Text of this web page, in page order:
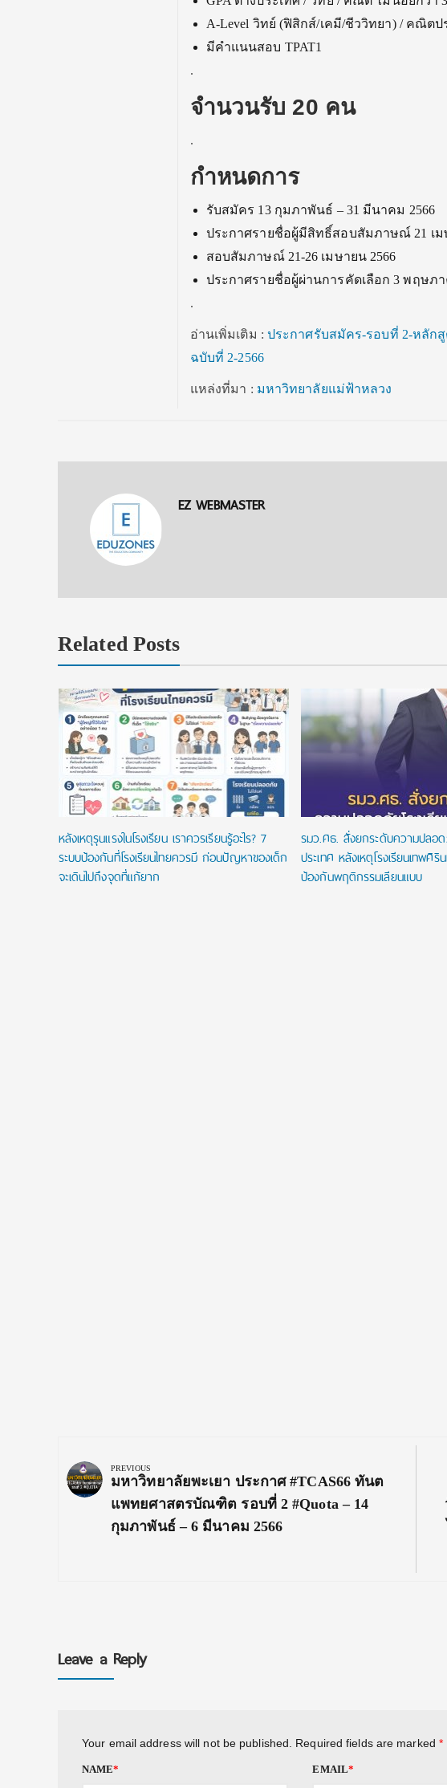
A-Level วิทย์ (ฟิสิกส์/เคมี/ชีววิทยา) / คณิต
มีคำแนนสอบ TPAT1
.
จำนวนรับ 20 คน
.
กำหนดการ
รับสมัคร 13 กุมภาพันธ์ – 31 มีนาคม 2566
ประกาศรายชื่อผู้มีสิทธิ์สอบสัมภาษณ์ 21 เม
สอบสัมภาษณ์ 21-26 เมษายน 2566
ประกาศรายชื่อผู้ผ่านการคัดเลือก 3 พฤษภา
.
อ่านเพิ่มเติม : ประกาศรับสมัคร-รอบที่ 2-หลัก
ฉบับที่ 2-2566
แหล่งที่มา : มหาวิทยาลัยแม่ฟ้าหลวง
EZ WEBMASTER
Related Posts
หลังเหตุรุนแรงในโรงเรียน เราควรเรียนรู้อะไร? 7
ระบบป้องกันที่โรงเรียนไทยควรมี ก่อนปัญหาของเด็ก
จะเดินไปถึงจุดที่แก้ยาก
รมว.ศธ. สั่งยกระดับความปลอด
ประเทศ หลังเหตุโรงเรียนเทพศิ
ป้องกันพฤติกรรมเลียนแบบ
navigation
PREVIOUS
Previous
Post:
มหาวิทยาลัยพะเยา ประกาศ #TCAS66 ทันต
แพทยศาสตรบัณฑิต รอบที่ 2 #quota – 14
กุมภาพันธ์ – 6 มีนาคม 2566
Leave a Reply
Your email address will not be published. Required fields are marked *
NAME* EMAIL*